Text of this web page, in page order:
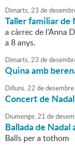
Dimarts,23 de
Taller familiar de
a càrrec de l'Anna
a 8 anys.
Dimarts,23 de
Quina amb
Dilluns,22 dedesembre
Concert de
Diumenge,21 de
Ballada de
Balls per a tothom